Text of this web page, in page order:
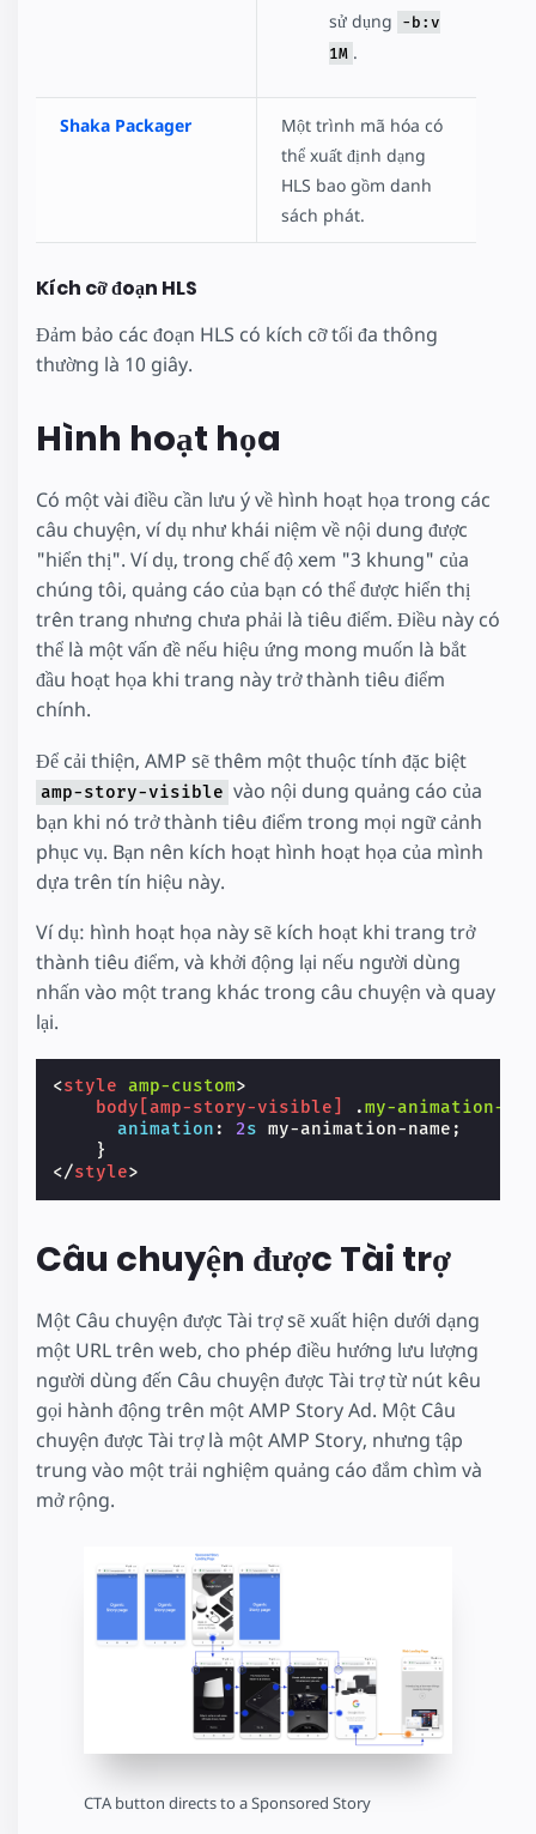
sử dụng
-b:v
1M .
Shaka Packager
Một trình mã hóa có
thể xuất định dạng
HLS bao gồm danh
sách phát.
Kích cỡ đoạn HLS
Đảm bảo các đoạn HLS có kích cỡ tối đa thông
thường là 10 giây.
Hình hoạt họa
Có một vài điều cần lưu ý về hình hoạt họa trong các
câu chuyện, ví dụ như khái niệm về nội dung được
"hiển thị". Ví dụ, trong chế độ xem "3 khung" của
chúng tôi, quảng cáo của bạn có thể được hiển thị
trên trang nhưng chưa phải là tiêu điểm. Điều này có
thể là một vấn đề nếu hiệu ứng mong muốn là bắt
đầu hoạt họa khi trang này trở thành tiêu điểm
chính.
Để cải thiện, AMP sẽ thêm một thuộc tính đặc biệt
amp-story-visible vào nội dung quảng cáo của
bạn khi nó trở thành tiêu điểm trong mọi ngữ cảnh
phục vụ. Bạn nên kích hoạt hình hoạt họa của mình
dựa trên tín hiệu này.
Ví dụ: hình hoạt họa này sẽ kích hoạt khi trang trở
thành tiêu điểm, và khởi động lại nếu người dùng
nhấn vào một trang khác trong câu chuyện và quay
lại.
<style amp-custom>
body [amp-story-visible .my-animation-
animation : 2s my-animation-name ;
}
</style>
Câu chuyện được Tài trợ
Một Câu chuyện được Tài trợ sẽ xuất hiện dưới dạng
một URL trên web, cho phép điều hướng lưu lượng
người dùng đến Câu chuyện được Tài trợ từ nút kêu
gọi hành động trên một AMP Story Ad. Một Câu
chuyện được Tài trợ là một AMP Story, nhưng tập
trung vào một trải nghiệm quảng cáo đắm chìm và
mở rộng.
CTA button directs to a Sponsored Story